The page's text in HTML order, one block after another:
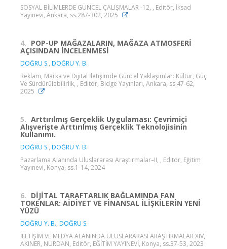
SOSYAL BİLİMLERDE GÜNCEL ÇALIŞMALAR -12, , Editör, İksad
Yayınevi, Ankara, ss.287-302, 2025
4. POP-UP MAĞAZALARIN, MAĞAZA ATMOSFERİ
AÇISINDAN İNCELENMESİ
DOĞRU S., DOĞRU Y. B.
Reklam, Marka ve Dijital İletişimde Güncel Yaklaşımlar: Kültür, Güç
Ve Sürdürülebilirlik, , Editör, Bidge Yayınları, Ankara, ss.47-62,
2025
5. Arttırılmış Gerçeklik Uygulaması: Çevrimiçi
Alışverişte Arttırılmış Gerçeklik Teknolojisinin
Kullanımı.
DOĞRU S., DOĞRU Y. B.
Pazarlama Alanında Uluslararası Araştırmalar–II, , Editör, Eğitim
Yayınevi, Konya, ss.1-14, 2024
6. DİJİTAL TARAFTARLIK BAĞLAMINDA FAN
TOKENLAR: AİDİYET VE FİNANSAL İLİŞKİLERİN YENİ
YÜZÜ
DOĞRU Y. B., DOĞRU S.
İLETİŞİM VE MEDYA ALANINDA ULUSLARARASI ARAŞTIRMALAR XIV,
AKINER, NURDAN, Editör, EĞİTİM YAYINEVİ, Konya, ss.37-53, 2023